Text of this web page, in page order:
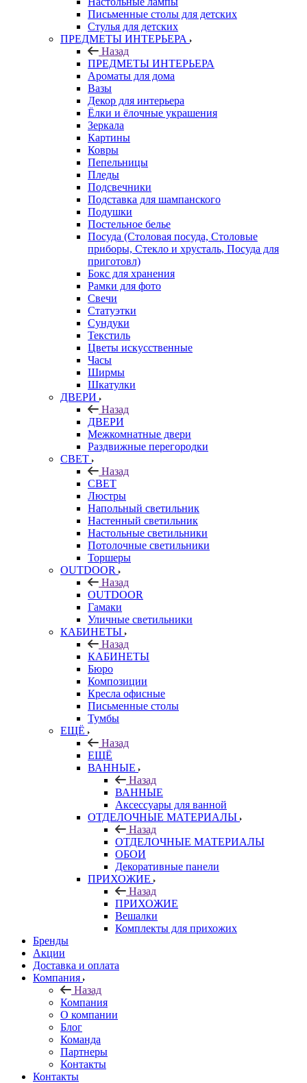
Письменные столы для детских
Стулья для детских
ПРЕДМЕТЫ ИНТЕРЬЕРА
Назад
ПРЕДМЕТЫ ИНТЕРЬЕРА
Ароматы для дома
Вазы
Декор для интерьера
Ёлки и ёлочные украшения
Зеркала
Картины
Ковры
Пепельницы
Пледы
Подсвечники
Подставка для шампанского
Подушки
Постельное белье
Посуда (Столовая посуда, Столовые
приборы, Стекло и хрусталь, Посуда для
приготовл)
Бокс для хранения
Рамки для фото
Свечи
Статуэтки
Сундуки
Текстиль
Цветы искусственные
Часы
Ширмы
Шкатулки
ДВЕРИ
Назад
ДВЕРИ
Межкомнатные двери
Раздвижные перегородки
СВЕТ
Назад
СВЕТ
Люстры
Напольный светильник
Настенный светильник
Настольные светильники
Потолочные светильники
Торшеры
OUTDOOR
Назад
OUTDOOR
Гамаки
Уличные светильники
КАБИНЕТЫ
Назад
КАБИНЕТЫ
Бюро
Композиции
Кресла офисные
Письменные столы
Тумбы
ЕЩЁ
Назад
ЕЩЁ
ВАННЫЕ
Назад
ВАННЫЕ
Аксессуары для ванной
ОТДЕЛОЧНЫЕ МАТЕРИАЛЫ
Назад
ОТДЕЛОЧНЫЕ МАТЕРИАЛЫ
ОБОИ
Декоративные панели
ПРИХОЖИЕ
Назад
ПРИХОЖИЕ
Вешалки
Комплекты для прихожих
Бренды
Акции
Доставка и оплата
Компания
Назад
Компания
О компании
Блог
Команда
Партнеры
Контакты
Контакты